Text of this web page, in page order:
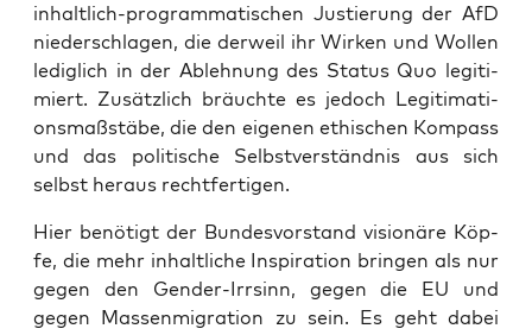
inhalt­lich-pro­gram­ma­ti­schen Jus­tie­rung der AfD
nie­der­schla­gen, die der­weil ihr Wir­ken und Wol­len
ledig­lich in der Ableh­nung des Sta­tus Quo legi­ti­
miert. Zusätz­lich bräuch­te es jedoch Legi­ti­ma­ti­
ons­maß­stä­be, die den eige­nen ethi­schen Kom­pass
und das poli­ti­sche Selbst­ver­ständ­nis aus sich
selbst her­aus rechtfertigen.
Hier benö­tigt der Bun­des­vor­stand visio­nä­re Köp­
fe, die mehr inhalt­li­che Inspi­ra­ti­on brin­gen als nur
gegen den Gen­der-Irr­sinn, gegen die EU und
gegen Mas­sen­mi­gra­ti­on zu sein. Es geht dabei